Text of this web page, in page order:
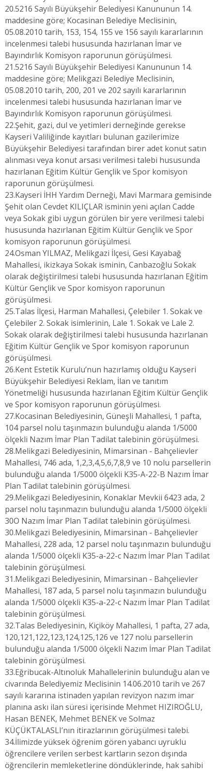
20.5216 Sayılı Büyükşehir Belediyesi Kanununun 14.
maddesine göre; Kocasinan Belediye Meclisinin,
05.08.2010 tarih, 153, 154, 155 ve 156 sayılı kararlarının
incelenmesi talebi hususunda hazırlanan İmar ve
Bayındırlık Komisyon raporunun görüşülmesi.
21.5216 Sayılı Büyükşehir Belediyesi Kanununun 14.
maddesine göre; Melikgazi Belediye Meclisinin,
05.08.2010 tarih, 200, 201 ve 202 sayılı kararlarının
incelenmesi talebi hususunda hazırlanan İmar ve
Bayındırlık Komisyon raporunun görüşülmesi.
22.Şehit, gazi, dul ve yetimleri derneğinde gerekse
Kayseri Valiliğinde kayıtları bulunan gazilerimize
Büyükşehir Belediyesi tarafından birer adet konut satın
alınması veya konut arsası verilmesi talebi hususunda
hazırlanan Eğitim Kültür Gençlik ve Spor komisyon
raporunun görüşülmesi.
23.Kayseri İHH Yardım Derneği, Mavi Marmara gemisinde
Şehit olan Cevdet KILIÇLAR isminin yeni açılan Cadde
veya Sokak gibi uygun görülen bir yere verilmesi talebi
hususunda hazırlanan Eğitim Kültür Gençlik ve Spor
komisyon raporunun görüşülmesi.
24.Osman YILMAZ, Melikgazi İlçesi, Gesi Kayabağ
Mahallesi, ikizkaya Sokak isminin, Canbazoğlu Sokak
olarak değiştirilmesi talebi hususunda hazırlanan Eğitim
Kültür Gençlik ve Spor komisyon raporunun
görüşülmesi.
25.Talas İlçesi, Harman Mahallesi, Çelebiler 1. Sokak ve
Çelebiler 2. Sokak isimlerinin, Lale 1. Sokak ve Lale 2.
Sokak olarak değiştirilmesi talebi hususunda hazırlanan
Eğitim Kültür Gençlik ve Spor komisyon raporunun
görüşülmesi.
26.Kent Estetik Kurulu’nun hazırlamış olduğu Kayseri
Büyükşehir Belediyesi Reklam, İlan ve tanıtım
Yönetmeliği hususunda hazırlanan Eğitim Kültür Gençlik
ve Spor komisyon raporunun görüşülmesi.
27.Kocasinan Belediyesinin, Güneşli Mahallesi, 1 pafta,
104 parsel nolu taşınmazın bulunduğu alanda 1/5000
ölçekli Nazım İmar Plan Tadilat talebinin görüşülmesi.
28.Melikgazi Belediyesinin, Mimarsinan - Bahçelievler
Mahallesi, 746 ada, 1,2,3,4,5,6,7,8,9 ve 10 nolu parsellerin
bulunduğu alanda 1/5000 ölçekli K35-A-22-B Nazım İmar
Plan Tadilat talebinin görüşülmesi.
29.Melikgazi Belediyesinin, Konaklar Mevkii 6423 ada, 2
parsel nolu taşınmazın bulunduğu alanda 1/5000 ölçekli
30O Nazım İmar Plan Tadilat talebinin görüşülmesi.
30.Melikgazi Belediyesinin, Mimarsinan - Bahçelievler
Mahallesi, 228 ada, 12 parsel nolu taşınmazın bulunduğu
alanda 1/5000 ölçekli K35-a-22-c Nazım İmar Plan Tadilat
talebinin görüşülmesi.
31.Melikgazi Belediyesinin, Mimarsinan - Bahçelievler
Mahallesi, 187 ada, 5 parsel nolu taşınmazın bulunduğu
alanda 1/5000 ölçekli K35-a-22-c Nazım İmar Plan Tadilat
talebinin görüşülmesi.
32.Talas Belediyesinin, Kiçiköy Mahallesi, 1 pafta, 27 ada,
120,121,122,123,124,125,126 ve 127 nolu parsellerin
bulunduğu alanda 1/5000 ölçekli Nazım İmar Plan Tadilat
talebinin görüşülmesi.
33.Eğribucak-Altınoluk Mahallelerinin bulunduğu alan ve
civarında Belediyemiz Meclisinin 14.06.2010 tarih ve 267
sayılı kararına istinaden yapılan revizyon nazım imar
planına askı ilan süresi içerisinde Mehmet HIZIROĞLU,
Hasan BENEK, Mehmet BENEK ve Solmaz
KÜÇÜKTALASLI’nın itirazlarının görüşülmesi talebi.
34.İlimizde yüksek öğrenim gören yabancı uyruklu
öğrencilere verilen serbest kartların sezon dışında
öğrencilerin memleketlerine döndüklerinde, hak sahibi